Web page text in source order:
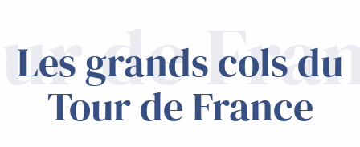
de
Les grands cols du
Tour de France